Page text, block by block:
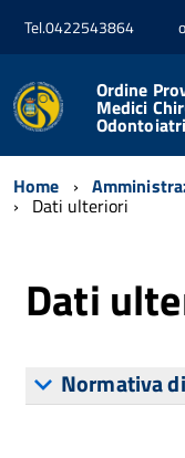
Tel.0422543864
Ordine
Medici
Home
Dati ulteriori
Dati
Normativa